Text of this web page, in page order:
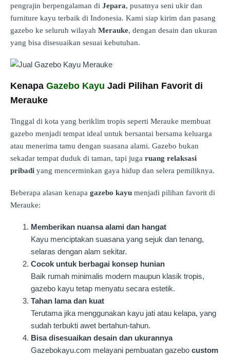
pengrajin berpengalaman di Jepara, pusatnya seni ukir dan
furniture kayu terbaik di Indonesia. Kami siap kirim dan pasang
gazebo ke seluruh wilayah Merauke, dengan desain dan ukuran
yang bisa disesuaikan sesuai kebutuhan.
Kenapa Gazebo Kayu Jadi Pilihan Favorit di
Merauke
Tinggal di kota yang beriklim tropis seperti Merauke membuat
gazebo menjadi tempat ideal untuk bersantai bersama keluarga
atau menerima tamu dengan suasana alami. Gazebo bukan
sekadar tempat duduk di taman, tapi juga ruang relaksasi
pribadi yang mencerminkan gaya hidup dan selera pemiliknya.
Beberapa alasan kenapa gazebo kayu menjadi pilihan favorit di
Merauke:
Memberikan nuansa alami dan hangat
Kayu menciptakan suasana yang sejuk dan tenang,
selaras dengan alam sekitar.
Cocok untuk berbagai konsep hunian
Baik rumah minimalis modern maupun klasik tropis,
gazebo kayu tetap menyatu secara estetik.
Tahan lama dan kuat
Terutama jika menggunakan kayu jati atau kelapa, yang
sudah terbukti awet bertahun-tahun.
Bisa disesuaikan desain dan ukurannya
Gazebokayu.com melayani pembuatan gazebo custom